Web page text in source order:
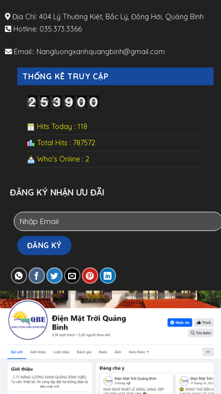
Địa Chỉ: 404 Lý Thường Kiệt, Bắc Lý, Đồng Hới, Quảng Bình
Hotline: 035.373.3366
Email:: Nangluongxanhquangbinh@gmail.com
THỐNG KÊ TRUY CẬP
Hits Today : 118
Total Hits : 787572
Who's Online : 2
ĐĂNG KÝ NHẬN ƯU ĐÃI